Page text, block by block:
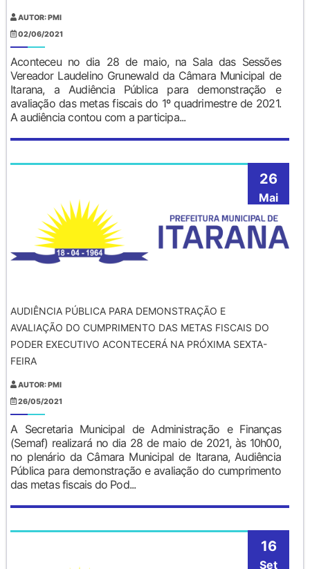
AUTOR: PMI
02/06/2021
Aconteceu no dia 28 de maio, na Sala das Sessões
Vereador Laudelino Grunewald da Câmara Municipal de
Itarana, a Audiência Pública para demonstração e
avaliação das metas fiscais do 1º quadrimestre de 2021.
A audiência contou com a participa...
26
Mai
AUDIÊNCIA PÚBLICA PARA DEMONSTRAÇÃO E
AVALIAÇÃO DO CUMPRIMENTO DAS METAS FISCAIS DO
PODER EXECUTIVO ACONTECERÁ NA PRÓXIMA SEXTA-
FEIRA
AUTOR: PMI
26/05/2021
A Secretaria Municipal de Administração e Finanças
(Semaf) realizará no dia 28 de maio de 2021, às 10h00,
no plenário da Câmara Municipal de Itarana, Audiência
Pública para demonstração e avaliação do cumprimento
das metas fiscais do Pod...
16
Set